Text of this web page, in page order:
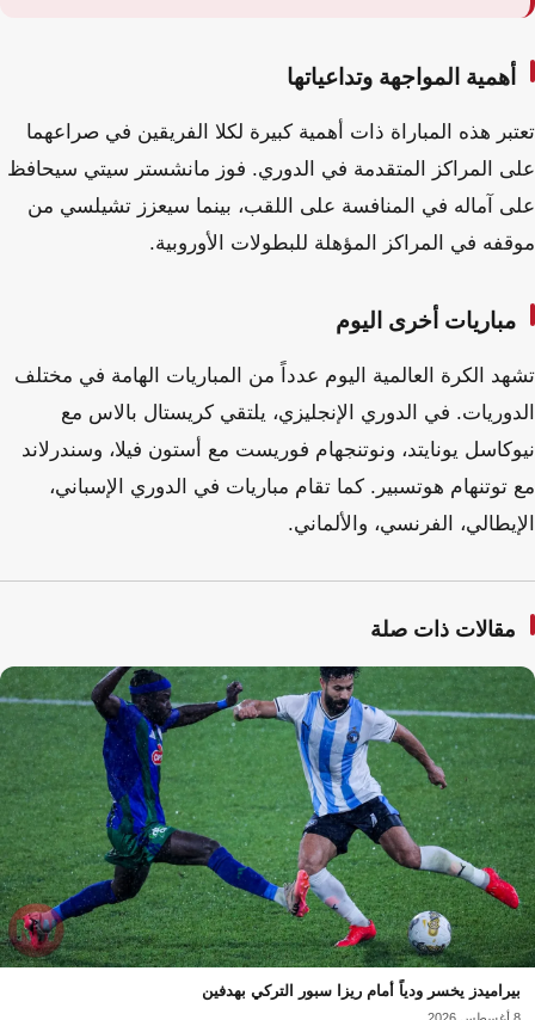
أهمية المواجهة وتداعياتها
تعتبر هذه المباراة ذات أهمية كبيرة لكلا الفريقين في صراعهما
على المراكز المتقدمة في الدوري. فوز مانشستر سيتي سيحافظ
على آماله في المنافسة على اللقب، بينما سيعزز تشيلسي من
موقفه في المراكز المؤهلة للبطولات الأوروبية.
مباريات أخرى اليوم
تشهد الكرة العالمية اليوم عدداً من المباريات الهامة في مختلف
الدوريات. في الدوري الإنجليزي، يلتقي كريستال بالاس مع
نيوكاسل يونايتد، ونوتنجهام فوريست مع أستون فيلا، وسندرلاند
مع توتنهام هوتسبير. كما تقام مباريات في الدوري الإسباني،
الإيطالي، الفرنسي، والألماني.
مقالات ذات صلة
بيراميدز يخسر ودياً أمام ريزا سبور التركي بهدفين